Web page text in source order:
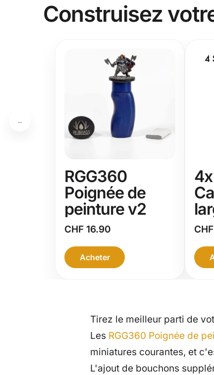
Construisez
←
RGG360
Poignée de
peinture v2
CHF 16.90
Acheter
CHF
Tirez le meilleur parti de
Les RGG360 Poignée de
miniatures courantes, et
L'ajout de bouchons